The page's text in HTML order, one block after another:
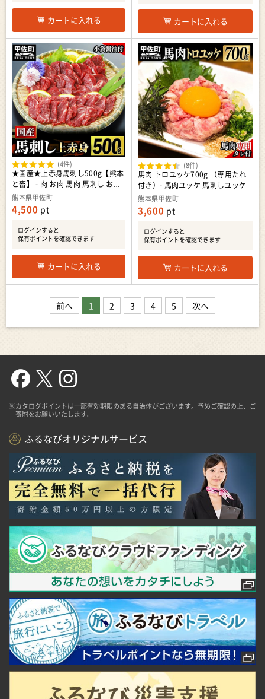
カートに入れる カートに入れる
熊本県甲佐町
★国産★上赤身馬刺し500g【熊本
と畜】 - 肉 お肉 馬肉 馬刺し おか
ず おつまみ あっさり 赤身 冷凍 ブ
ロック 醤油付き 国産 国内産 熊本
県 甲佐町【価格改定ZA】
(4件)
4,500 pt
ログインすると
保有ポイントを確認できます
カートに入れる
熊本県甲佐町
馬肉 トロユッケ700g （専用たれ
付き）- 馬肉ユッケ 馬刺しユッケ
特殊加工 低温調理 レア食感 自家
製タレ付 冷凍 人気 おすすめ 熊本
県 甲佐町【価格改定X】
(8件)
3,600 pt
ログインすると
保有ポイントを確認できます
カートに入れる
前へ 1 2 3 4 5 次へ
※カタログポイントは一部有効期限のある自治体がございます。予めご確認の上、ご
寄附をお願いいたします。
ふるなびオリジナルサービス